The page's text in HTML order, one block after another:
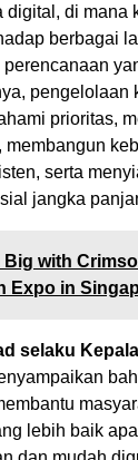
di mana
berbagai
pengelolaan
prioritas,
serta
jangka
Big with
Expo in
selaku
lebih baik